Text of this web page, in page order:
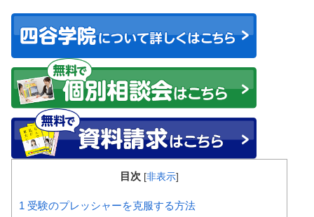
目次 [非表示]
1 受験のプレッシャーを克服する方法